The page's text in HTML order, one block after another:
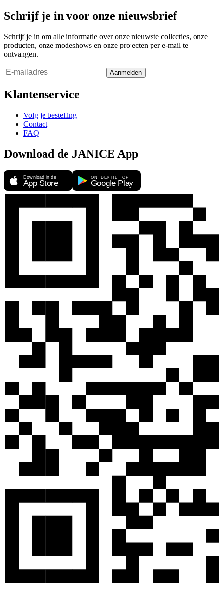
Schrijf je in voor onze nieuwsbrief
Schrijf je in om alle informatie over onze nieuwste collecties, onze
producten, onze modeshows en onze projecten per e-mail te
ontvangen.
Aanmelden
Klantenservice
Volg je bestelling
Contact
FAQ
Download de JANICE App